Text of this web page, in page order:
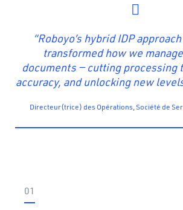
“Roboyo’s hybrid IDP
transformed how we
documents — cutting processing
accuracy, and unlocking new
Directeur(trice) des Opérations, Société de
01